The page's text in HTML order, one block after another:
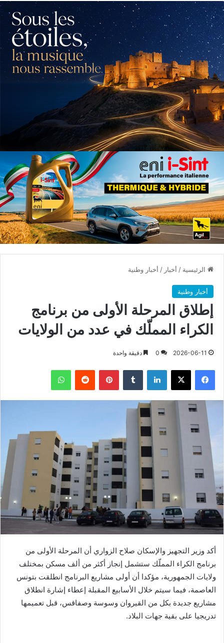
الرئيسية / أخبار / أخبار وطنية
أخبار وطنية
إطلاق المرحلة الأولى من برنامج
الكراء المملّك في عدد من الولايات
2026-06-11
0 دقيقة واحدة
فيسبوك X لينكدإن بينتيريست واتساب
أكد وزير التجهيز والإسكان صلاح الزواري أن المرحلة الأولى من
برنامج الكراء المملّك ستشمل إنجاز أكثر من ألف مسكن بمختلف
ولايات الجمهورية، مؤكدا أن أولى مشاريع البرنامج انطلقت بتونس
العاصمة، فيما سيتم خلال الأسابيع المقبلة إعطاء إشارة انطلاق
مشاريع جديدة بكل من القيروان وسوسة وصفاقس، قبل تعميمها
تدريجيا على بقية جهات البلاد.